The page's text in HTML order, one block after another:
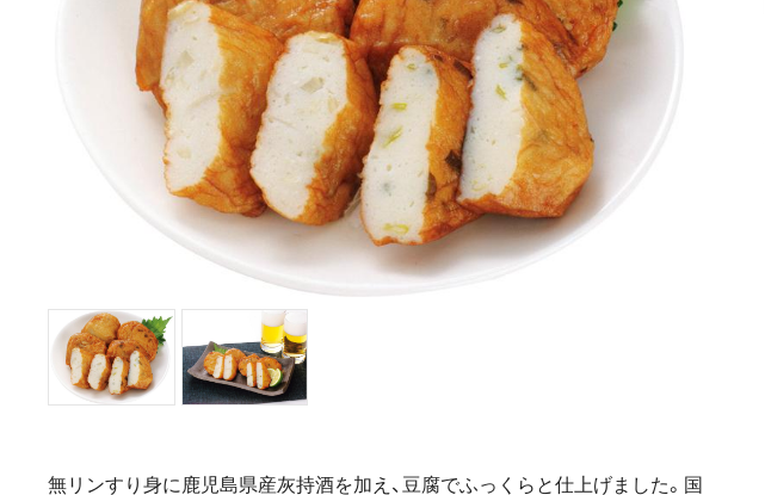
無リンすり身に鹿児島県産灰持酒を加え、豆腐でふっくらと仕上げました。国